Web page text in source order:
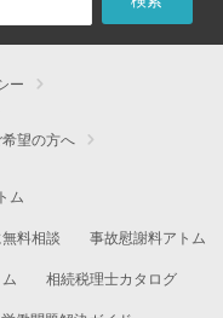
ー
望の方へ
ム
料相談 事故慰謝料アトム
相続税理士カタログ